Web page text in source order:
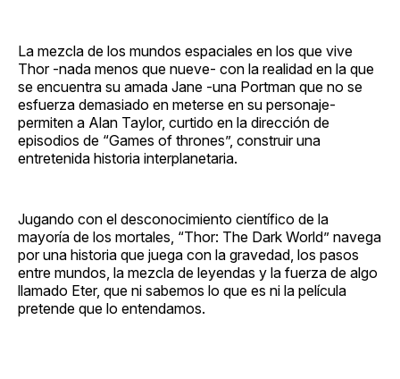
La mezcla de los mundos espaciales en los que vive
Thor -nada menos que nueve- con la realidad en la que
se encuentra su amada Jane -una Portman que no se
esfuerza demasiado en meterse en su personaje-
permiten a Alan Taylor, curtido en la dirección de
episodios de “Games of thrones”, construir una
entretenida historia interplanetaria.
Jugando con el desconocimiento científico de la
mayoría de los mortales, “Thor: The Dark World” navega
por una historia que juega con la gravedad, los pasos
entre mundos, la mezcla de leyendas y la fuerza de algo
llamado Eter, que ni sabemos lo que es ni la película
pretende que lo entendamos.